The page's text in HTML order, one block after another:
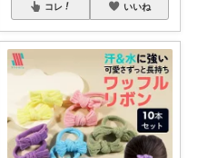
コレ いいね